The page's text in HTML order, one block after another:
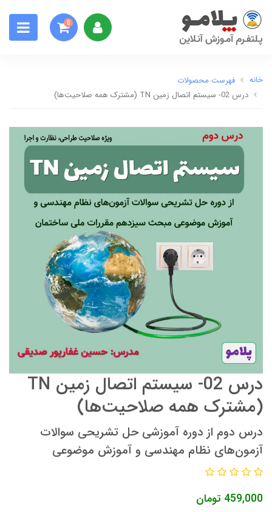
0
خانه
فهرست محصولات
درس 02- سیستم اتصال زمین TN (مشترک همه صلاحیت‌ها)
درس 02- سیستم اتصال زمین TN
(مشترک همه صلاحیت‌ها)
درس دوم از دوره آموزشی حل تشریحی سوالات
آزمون‌های نظام مهندسی و آموزش موضوعی
459,000 تومان